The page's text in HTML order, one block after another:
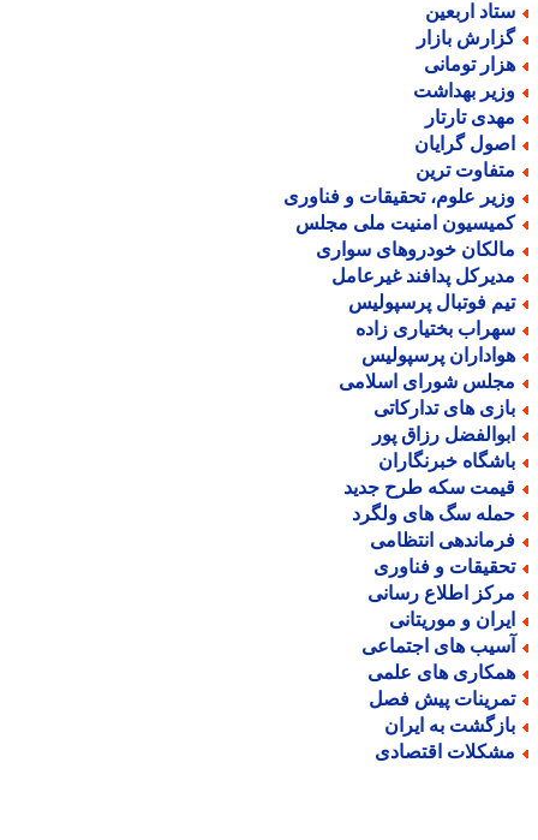
اربعین
بازار
تومانی
بهداشت
تارتار
گرایان
ترین
علوم، تحقیقات و فناوری
امنیت ملی مجلس
خودروهای سواری
پدافند غیرعامل
فوتبال پرسپولیس
بختیاری زاده
پرسپولیس
شورای اسلامی
های تدارکاتی
رزاق پور
خبرنگاران
سکه طرح جدید
سگ های ولگرد
انتظامی
و فناوری
اطلاع رسانی
و موریتانی
های اجتماعی
های علمی
پیش فصل
به ایران
اقتصادی